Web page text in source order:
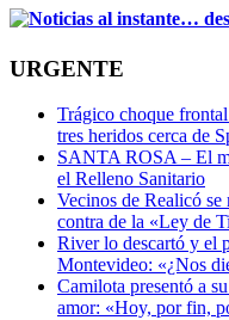
URGENTE
Trágico choque
tres heridos cerca de
SANTA ROSA – El
el Relleno Sanitario
Vecinos de Realicó se
contra de la «Ley de
River lo descartó y el
Montevideo: «¿Nos
Camilota presentó a
amor: «Hoy, por fin,